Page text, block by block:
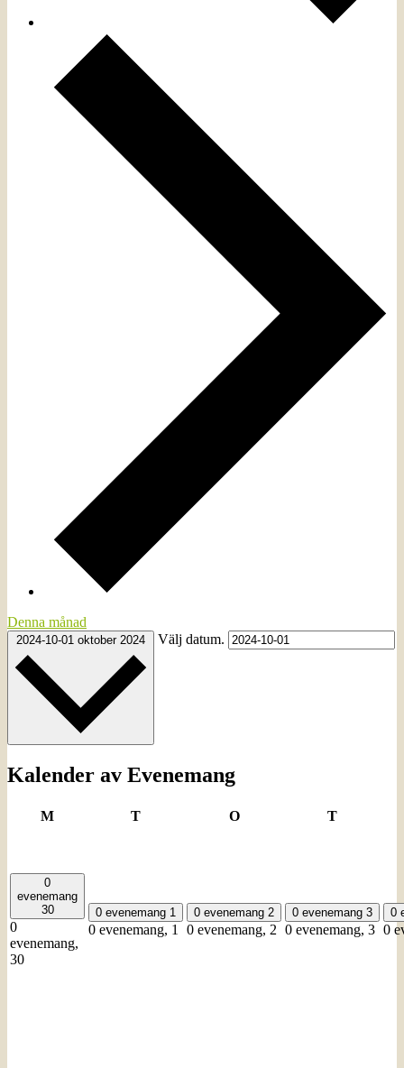
Denna månad
2024-10-01 oktober 2024 Välj datum.
Kalender av Evenemang
Mmåndag Ttisdag Oonsdag Ttorsdag
0
evenemang
30
0
evenemang,
30
0 evenemang 1
0 evenemang, 1
0 evenemang 2
0 evenemang, 2
0 evenemang 3
0 evenemang, 3
0
0